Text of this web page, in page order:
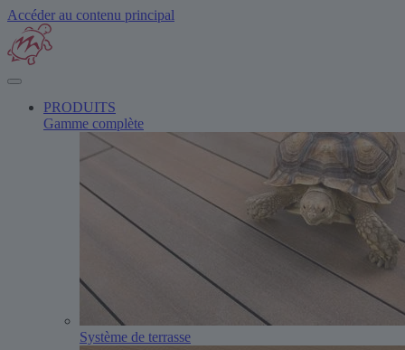
Accéder au contenu principal
PRODUITS
Gamme complète
Système de terrasse